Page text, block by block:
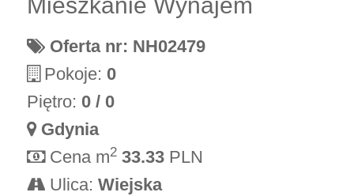
Mieszkanie Wynajem
Oferta nr: NH02479
Pokoje: 0
Piętro: 0 / 0
Gdynia
Cena m2 33.33 PLN
Ulica:Wiejska